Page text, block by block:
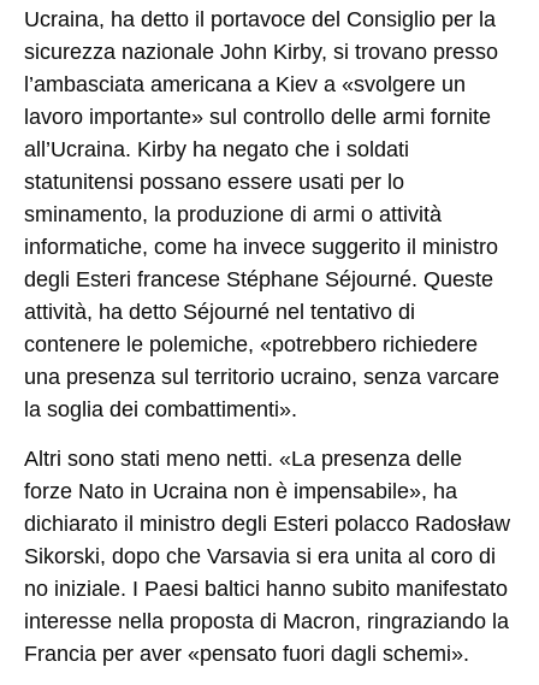
Ucraina, ha detto il portavoce del Consiglio per la
sicurezza nazionale John Kirby, si trovano presso
l’ambasciata americana a Kiev a «svolgere un
lavoro importante» sul controllo delle armi fornite
all’Ucraina. Kirby ha negato che i soldati
statunitensi possano essere usati per lo
sminamento, la produzione di armi o attività
informatiche, come ha invece suggerito il ministro
degli Esteri francese Stéphane Séjourné. Queste
attività, ha detto Séjourné nel tentativo di
contenere le polemiche, «potrebbero richiedere
una presenza sul territorio ucraino, senza varcare
la soglia dei combattimenti».
Altri sono stati meno netti. «La presenza delle
forze Nato in Ucraina non è impensabile», ha
dichiarato il ministro degli Esteri polacco Radosław
Sikorski, dopo che Varsavia si era unita al coro di
no iniziale. I Paesi baltici hanno subito manifestato
interesse nella proposta di Macron, ringraziando la
Francia per aver «pensato fuori dagli schemi».